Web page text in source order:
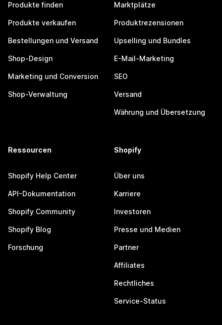
Produkte finden
Produkte verkaufen
Bestellungen und Versand
Shop-Design
Marketing und Conversion
Shop-Verwaltung
Marktplätze
Produktrezensionen
Upselling und Bundles
E-Mail-Marketing
SEO
Versand
Währung und Übersetzung
Ressourcen
Shopify Help Center
API-Dokumentation
Shopify Community
Shopify Blog
Forschung
Shopify
Über uns
Karriere
Investoren
Presse und Medien
Partner
Affiliates
Rechtliches
Service-Status